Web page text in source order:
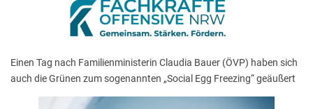
Einen Tag nach Familienministerin Claudia Bauer (ÖVP) haben sich
auch die Grünen zum sogenannten „Social Egg Freezing“ geäußert